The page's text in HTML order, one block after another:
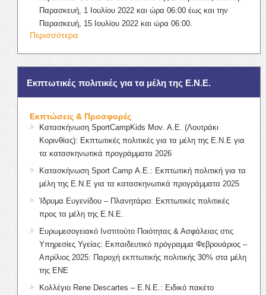
Παρασκευή, 1 Ιουλίου 2022 και ώρα 06:00 έως και την
Παρασκευή, 15 Ιουλίου 2022 και ώρα 06:00.
Περισσότερα
Εκπτωτικές πολιτικές για τα μέλη της Ε.Ν.Ε.
Εκπτώσεις & Προσφορές
Κατασκήνωση SportCampKids Μον. Α.Ε. (Λουτράκι
Κορινθίας): Εκπτωτικές πολιτικές για τα μέλη της Ε.Ν.Ε για
τα κατασκηνωτικά προγράμματα 2026
Κατασκήνωση Sport Camp Α.Ε.: Εκπτωτική πολιτική για τα
μέλη της Ε.Ν.Ε για τα κατασκηνωτικά προγράμματα 2025
Ίδρυμα Ευγενίδου – Πλανητάριο: Εκπτωτικές πολιτικές
προς τα μέλη της Ε.Ν.Ε.
Ευρωμεσογειακό Ινστιτούτο Ποιότητας & Ασφάλειας στις
Υπηρεσίες Υγείας: Εκπαιδευτικό πρόγραμμα Φεβρουάριος –
Απρίλιος 2025: Παροχή εκπτωτικής πολιτικής 30% στα μέλη
της ΕΝΕ
Κολλέγιο Rene Descartes – Ε.Ν.Ε.: Ειδικό πακέτο